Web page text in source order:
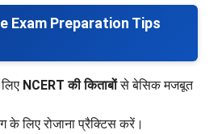
Exam Preparation Tips
NCERT की किताबोंसे बेसिक मजबूत
के लिए रोजाना प्रैक्टिस करें।